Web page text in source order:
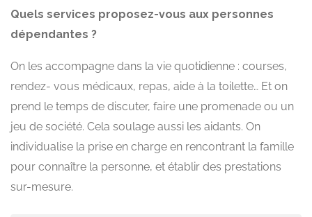
Quels services proposez-vous aux personnes
dépendantes ?
On les accompagne dans la vie quotidienne : courses,
rendez- vous médicaux, repas, aide à la toilette… Et on
prend le temps de discuter, faire une promenade ou un
jeu de société. Cela soulage aussi les aidants. On
individualise la prise en charge en rencontrant la famille
pour connaître la personne, et établir des prestations
sur-mesure.